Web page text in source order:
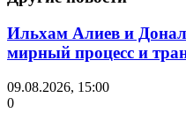
Ильхам Алиев и
мирный процесс и
09.08.2026, 15:00
0